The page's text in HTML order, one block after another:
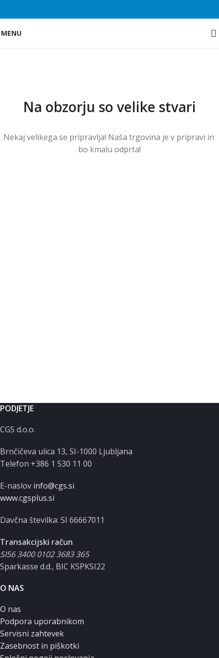
MENU
Na obzorju so velike stvari
Nekaj ​​velikega se pripravlja! Naša trgovina je v pripravi in ​​
bo kmalu odprta!
PODJETJE
CGS d.o.o.
Brnčičeva ulica 13, SI-1000 Ljubljana
Telefon +386 1 530 11 00
E-naslov info@cgs.si
www.cgsplus.si
Davčna številka: SI 66667011
Transakcijski račun
SI56 3400 0102 3683 365
Sparkasse d.d., BIC KSPKSI22
O NAS
O nas
Podpora uporabnikom
Servisni zahtevek
Zasebnost in piškotki